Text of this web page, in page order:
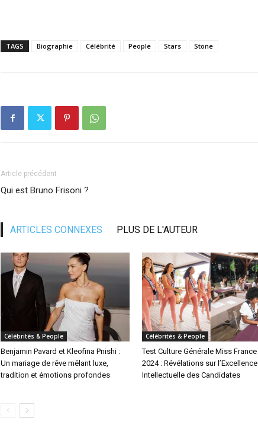
TAGS Biographie Célébrité People Stars Stone
Article précédent
Qui est Bruno Frisoni ?
ARTICLES CONNEXES PLUS DE L'AUTEUR
Célébrités & People
Benjamin Pavard et Kleofina Pnishi :
Un mariage de rêve mêlant luxe,
tradition et émotions profondes
Célébrités & People
Test Culture Générale Miss France
2024 : Révélations sur l’Excellence
Intellectuelle des Candidates